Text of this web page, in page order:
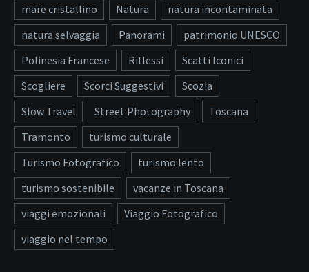
mare cristallino
Natura
natura incontaminata
natura selvaggia
Panorami
patrimonio UNESCO
Polinesia Francese
Riflessi
Scatti Iconici
Scogliere
Scorci Suggestivi
Scozia
Slow Travel
Street Photography
Toscana
Tramonto
turismo culturale
Turismo Fotografico
turismo lento
turismo sostenibile
vacanze in Toscana
viaggi emozionali
Viaggio Fotografico
viaggio nel tempo